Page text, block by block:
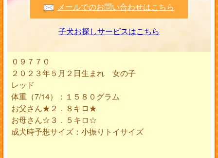
メールでのお問い合わせはこちら
子犬お探しサービスはこちら
０９７７０
２０２３年５月２日生まれ 女の子
レッド
体重（7/14）：１５８０グラム
お父さん★２．８キロ★
お母さん☆３．５キロ☆
成犬時予想サイズ：小振りトイサイズ